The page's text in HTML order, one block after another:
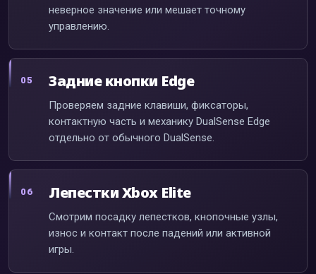
неверное значение или мешает точному
управлению.
Задние кнопки Edge
Проверяем задние клавиши, фиксаторы,
контактную часть и механику DualSense Edge
отдельно от обычного DualSense.
Лепестки Xbox Elite
Смотрим посадку лепестков, кнопочные узлы,
износ и контакт после падений или активной
игры.